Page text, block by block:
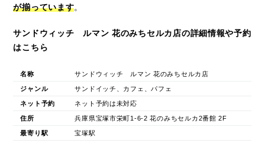
が揃っています。
サンドウィッチ ルマン 花のみちセルカ店の詳細情報や予約
はこちら
名称 サンドウィッチ ルマン 花のみちセルカ店
ジャンル サンドイッチ、カフェ、パフェ
ネット予約 ネット予約は未対応
住所 兵庫県宝塚市栄町1-6-2 花のみちセルカ2番館 2F
最寄り駅 宝塚駅